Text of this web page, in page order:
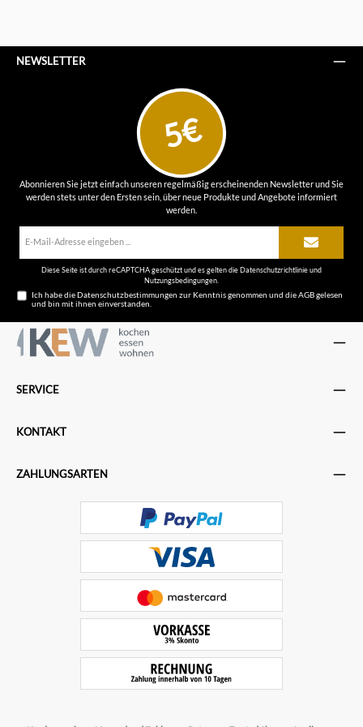
NEWSLETTER
5€
Abonnieren Sie jetzt einfach unseren regelmäßig erscheinenden Newsletter und Sie
werden stets unter den Ersten sein, über neue Produkte und Angebote informiert
werden.
Diese Seite ist durch reCAPTCHA geschützt und es gelten dieDatenschutzrichtlinieund
Nutzungsbedingungen
Ich habe dieDatenschutzbestimmungen zur Kenntnis genommen und dieAGBgelesen
und bin mit ihnen einverstanden.
SERVICE
KONTAKT
ZAHLUNGSARTEN